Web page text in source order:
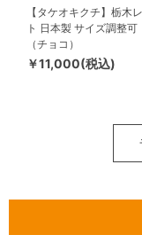
【タケオキクチ】栃木
ト 日本製 サイズ調整可
（チョコ）
￥11,000(税込)